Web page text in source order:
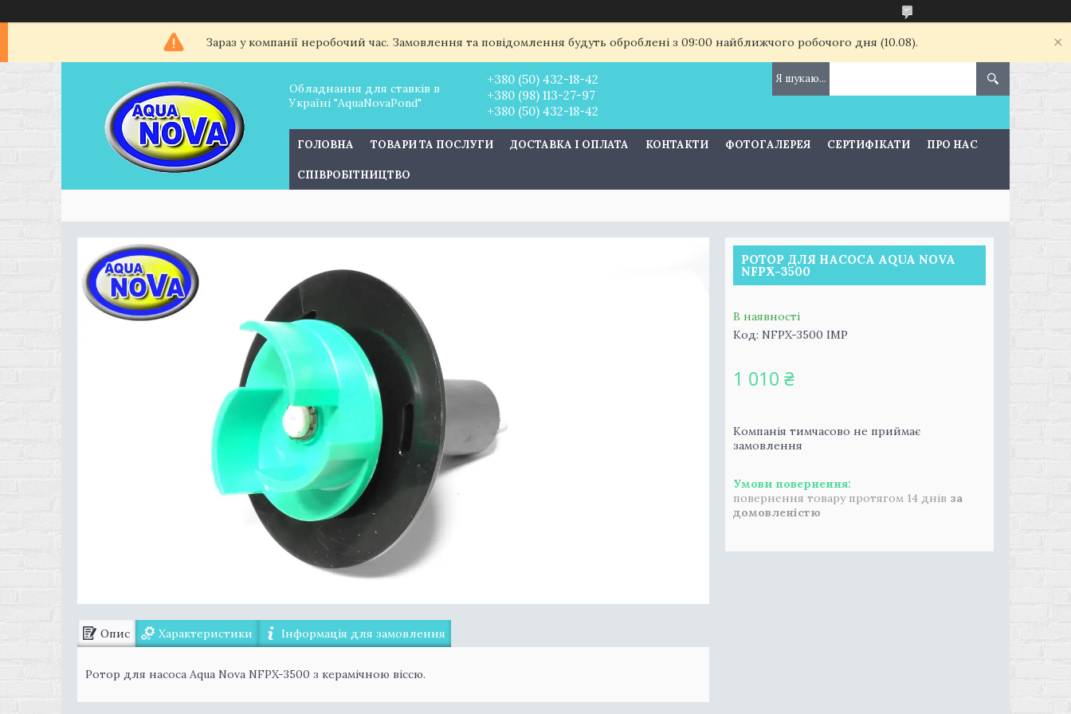
Зараз у компанії неробочий час. Замовлення та повідомлення будуть оброблені з 09:00 найближчого робочого дня (10.08).
Обладнання для ставків в
Україні "AquaNovaPond"
+380 (50) 432-18-42
+380 (98) 113-27-97
+380 (50) 432-18-42
ГОЛОВНА ТОВАРИ ТА ПОСЛУГИ ДОСТАВКА І ОПЛАТА КОНТАКТИ ФОТОГАЛЕРЕЯ СЕРТИФІКАТИ ПРО НАС
СПІВРОБІТНИЦТВО
Опис Характеристики Інформація для замовлення
Ротор для насоса Aqua Nova NFPX-3500 з керамічною віссю.
РОТОР ДЛЯ НАСОСА AQUA NOVA
NFPX-3500
В наявності
Код: NFPX-3500 IMP
1 010 ₴
Компанія тимчасово не приймає
замовлення
повернення товару протягом 14 днів за
домовленістю